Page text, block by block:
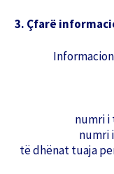
3. Çfarë
numri i
numri
të dhënat tuaja